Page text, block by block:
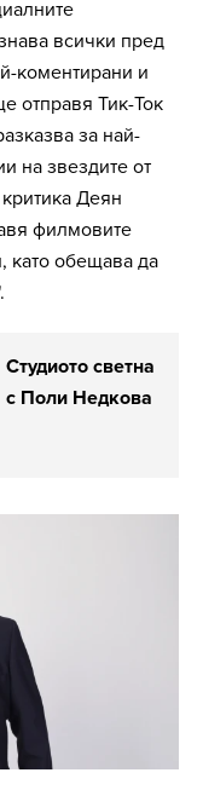
всички пред
коментирани и
отправя Тик-Ток
за най-
на звездите от
Деян
филмовите
като обещава да
Студиото светна
с Поли Недкова